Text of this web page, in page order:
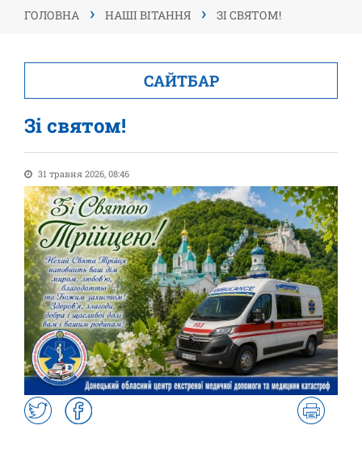
ГОЛОВНА › НАШІ ВІТАННЯ › ЗІ СВЯТОМ!
САЙТБАР
Зі святом!
31 травня 2026, 08:46